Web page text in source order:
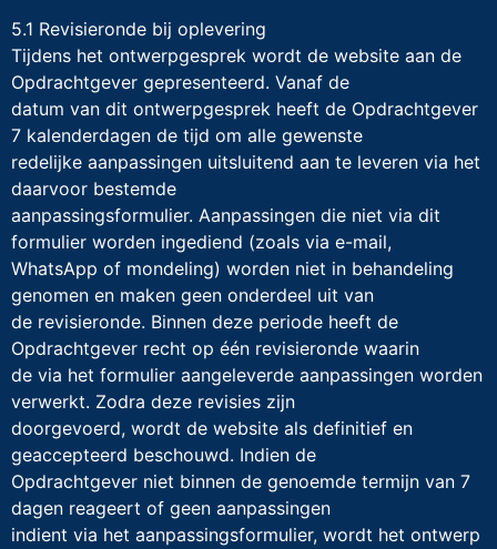
5.1 Revisieronde bij oplevering
Tijdens het ontwerpgesprek wordt de website aan de
Opdrachtgever gepresenteerd. Vanaf de
datum van dit ontwerpgesprek heeft de Opdrachtgever
7 kalenderdagen de tijd om alle gewenste
redelijke aanpassingen uitsluitend aan te leveren via het
daarvoor bestemde
aanpassingsformulier. Aanpassingen die niet via dit
formulier worden ingediend (zoals via e-mail,
WhatsApp of mondeling) worden niet in behandeling
genomen en maken geen onderdeel uit van
de revisieronde. Binnen deze periode heeft de
Opdrachtgever recht op één revisieronde waarin
de via het formulier aangeleverde aanpassingen worden
verwerkt. Zodra deze revisies zijn
doorgevoerd, wordt de website als definitief en
geaccepteerd beschouwd. Indien de
Opdrachtgever niet binnen de genoemde termijn van 7
dagen reageert of geen aanpassingen
indient via het aanpassingsformulier, wordt het ontwerp